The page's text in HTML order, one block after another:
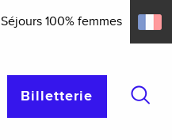
Séjours 100% femmes
Billetterie